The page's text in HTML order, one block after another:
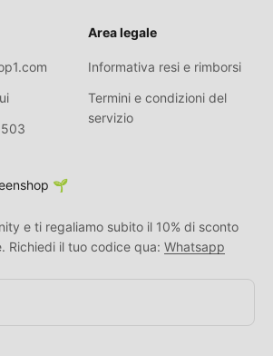
Area legale
Informativa resi e rimborsi
Termini e condizioni del
servizio
🌱
e ti regaliamo subito il 10% di sconto
Richiedi il tuo codice qua: Whatsapp